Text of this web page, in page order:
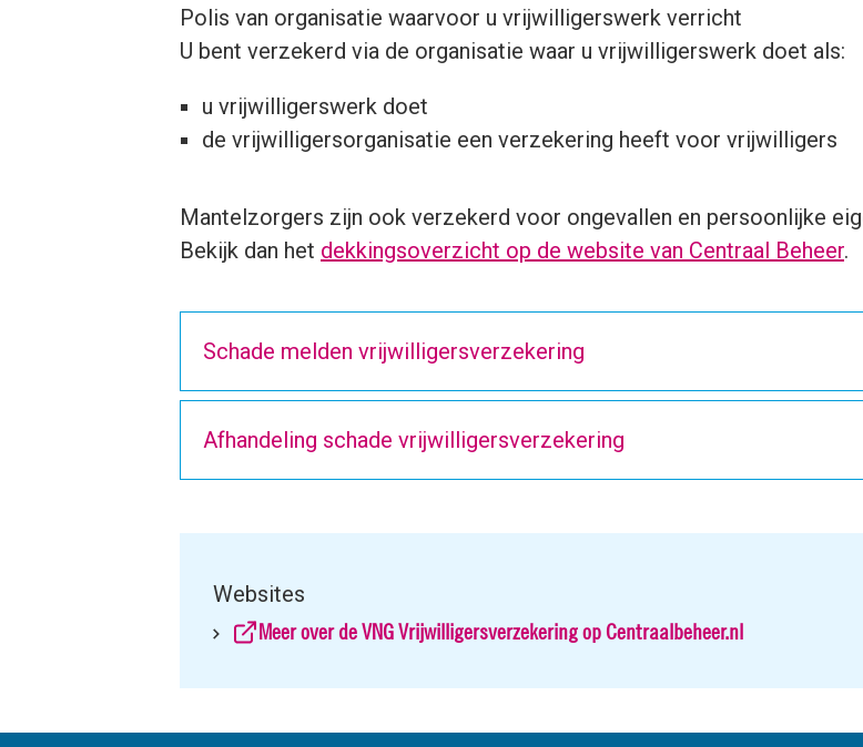
Polis van organisatie waarvoor u vrijwilligerswerk verricht
U bent verzekerd via de organisatie waar u vrijwilligerswerk doet als:
u vrijwilligerswerk doet
de vrijwilligersorganisatie een verzekering heeft voor vrijwilligers
Mantelzorgers zijn ook verzekerd voor ongevallen en persoonlijke
Bekijk dan het dekkingsoverzicht op de website van Centraal Beheer.
Schade melden vrijwilligersverzekering
Afhandeling schade vrijwilligersverzekering
Websites
Meer over de VNG Vrijwilligersverzekering op Centraalbeheer.nl